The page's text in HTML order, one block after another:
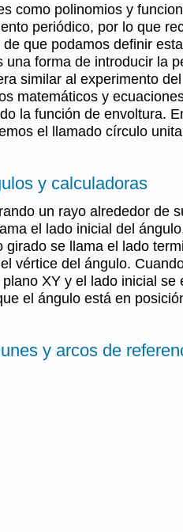
como polinomios y
periódico, por lo que
que podamos definir
una forma de introducir la
similar al experimento
matemáticos y
la función de envoltura.
el llamado círculo
y calculadoras
un rayo alrededor de
el lado inicial del
girado se llama el lado
vértice del ángulo.
XY y el lado inicial se
el ángulo está en
y arcos de